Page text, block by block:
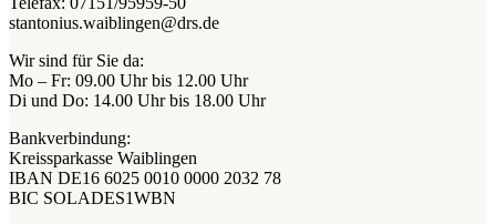
stantonius.waiblingen@drs.de
Wir sind für Sie da:
Mo – Fr: 09.00 Uhr bis 12.00 Uhr
Di und Do: 14.00 Uhr bis 18.00 Uhr
Bankverbindung:
Kreissparkasse Waiblingen
IBAN DE16 6025 0010 0000 2032 78
BIC SOLADES1WBN